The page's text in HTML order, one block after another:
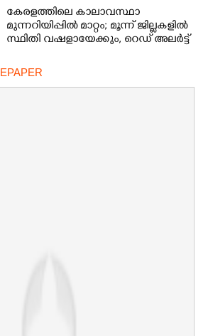
കേരളത്തിലെ കാലാവസ്ഥാ
മുന്നറിയിപ്പിൽ മാറ്റം; മൂന്ന് ജില്ലകളിൽ
സ്ഥിതി വഷളായേക്കും, റെഡ് അലർട്ട്
EPAPER